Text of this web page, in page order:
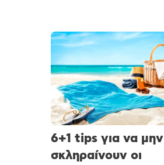
6+1 tips για να μην
σκληραίνουν οι